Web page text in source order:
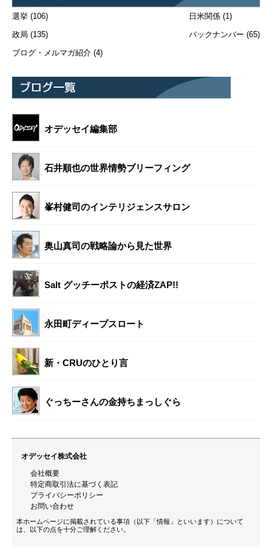
選挙 (106)
政局 (135)
ブログ・メルマガ紹介 (4)
日米関係 (1)
バックナンバー (65)
オデッセイ編集部
石井順也の世界情勢ブリーフィング
峯村健司のインテリジェンスサロン
奥山真司の戦略論から見た世界
Salt グッチーポストの経済ZAP!!
永田町ディープスロート
新・CRUのひとり言
ぐっちーさんの金持ちまっしぐら
オデッセイ株式会社
会社概要
特定商取引法に基づく表記
プライバシーポリシー
お問い合わせ
本ホームページに掲載されている事項（以下「情報」といいます）について
は、以下の点を十分ご理解ください。